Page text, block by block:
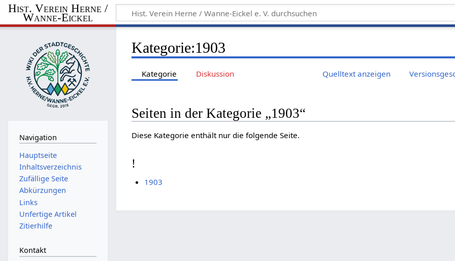
Hist. Verein Herne /
Wanne-Eickel
Kategorie:1903
Kategorie Diskussion Quelltext anzeigen
Seiten in der Kategorie „1903“
Diese Kategorie enthält nur die folgende Seite.
!
1903
Navigation
Hauptseite
Inhaltsverzeichnis
Zufällige Seite
Abkürzungen
Links
Unfertige Artikel
Zitierhilfe
Kontakt